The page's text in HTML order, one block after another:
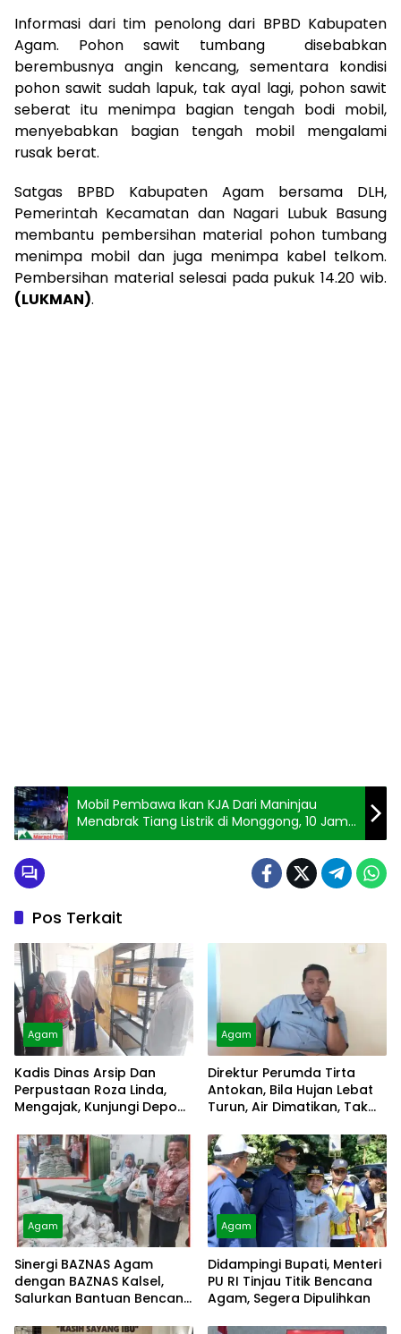
Informasi dari tim penolong dari BPBD Kabupaten
Agam. Pohon sawit tumbang disebabkan
berembusnya angin kencang, sementara kondisi
pohon sawit sudah lapuk, tak ayal lagi, pohon sawit
seberat itu menimpa bagian tengah bodi mobil,
menyebabkan bagian tengah mobil mengalami
rusak berat.
Satgas BPBD Kabupaten Agam bersama DLH,
Pemerintah Kecamatan dan Nagari Lubuk Basung
membantu pembersihan material pohon tumbang
menimpa mobil dan juga menimpa kabel telkom.
Pembersihan material selesai pada pukuk 14.20 wib.
(LUKMAN).
Mobil Pembawa Ikan KJA Dari Maninjau
Menabrak Tiang Listrik di Monggong, 10 Jam
Listrik Mati
Pos Terkait
Agam
Kadis Dinas Arsip Dan
Perpustaan Roza Linda,
Mengajak, Kunjungi Depo
Agam
Direktur Perumda Tirta
Antokan, Bila Hujan Lebat
Turun, Air Dimatikan, Tak
Agam
Sinergi BAZNAS Agam
dengan BAZNAS Kalsel,
Salurkan Bantuan Bencana
Agam
Didampingi Bupati, Menteri
PU RI Tinjau Titik Bencana
Agam, Segera Dipulihkan